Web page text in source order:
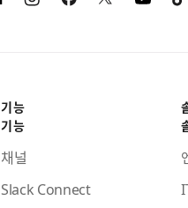
기능
기능
채널
Slack Connect